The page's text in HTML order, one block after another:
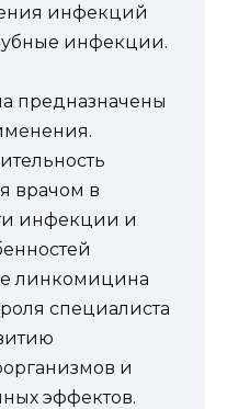
инфекций
инфекции.
предназначены
врачом в
инфекции и
линкомицина
специалиста
и
эффектов.